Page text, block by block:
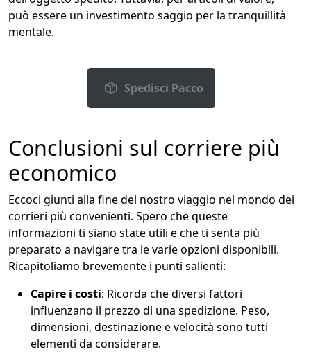
può essere un investimento saggio per la tranquillità
mentale.
Spedisci Pacco
Conclusioni sul corriere più
economico
Eccoci giunti alla fine del nostro viaggio nel mondo dei
corrieri più convenienti. Spero che queste
informazioni ti siano state utili e che ti senta più
preparato a navigare tra le varie opzioni disponibili.
Ricapitoliamo brevemente i punti salienti:
Capire i costi: Ricorda che diversi fattori
influenzano il prezzo di una spedizione. Peso,
dimensioni, destinazione e velocità sono tutti
elementi da considerare.